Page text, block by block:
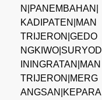
N|PANEMBAHAN|
KADIPATEN|MAN
TRIJERON|GEDO
NGKIWO|SURYOD
ININGRATAN|MAN
TRIJERON|MERG
ANGSAN|KEPARA